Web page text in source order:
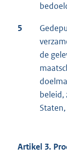
5
de
beleid,
Artikel 3.